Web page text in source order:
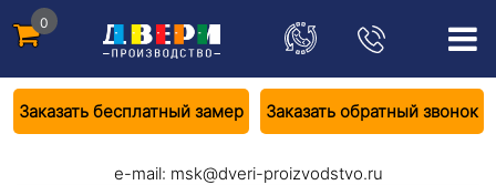
0
Заказать бесплатный замер Заказать обратный звонок
e-mail: msk@dveri-proizvodstvo.ru